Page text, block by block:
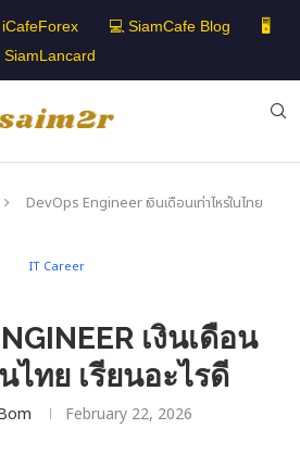
iCafeForex 💻 SiamCafe Blog
🖥️
SiamLancard
DevOps Engineer เงินเดือนเท่าไหร่ในไทย
IT Career
เงินเดือน
ไทย เรียนอะไรดี
February 22, 2026